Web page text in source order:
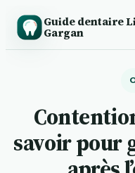
Guide dentaire
Gargan
savoir pour